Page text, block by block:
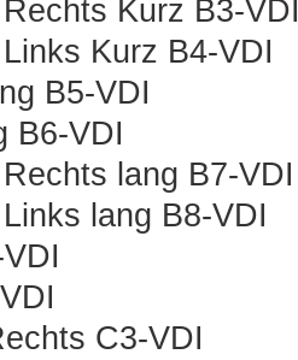
Kurz B3-
Kurz B4-VDI
B5-VDI
B6-VDI
lang B7-VDI
lang B8-VDI
C3-VDI